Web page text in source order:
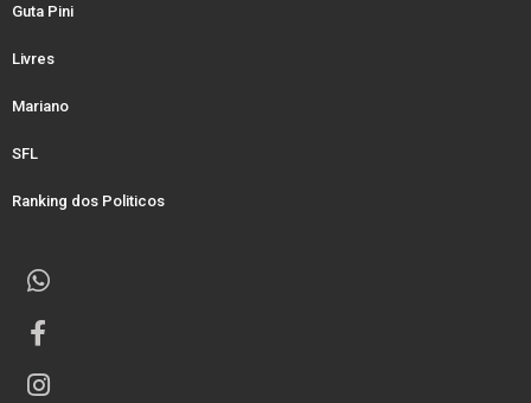
Guta Pini
Livres
Mariano
SFL
Ranking dos Politicos